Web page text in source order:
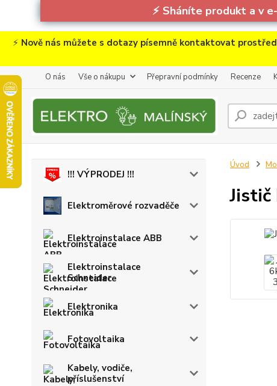
⚡ Sháníte produkt a v
⚡ Nově nás můžete s dotazy písemně kontaktovat
O nás Vše o nákupu Přepravní podmínky Recenze
!!! VÝPRODEJ !!!
Elektroměrové rozvaděče
Elektroinstalace ABB
Elektroinstalace
Schneider
Elektronika
Fotovoltaika
Kabely, vodiče,
příslušenství
Úvod
Jistič